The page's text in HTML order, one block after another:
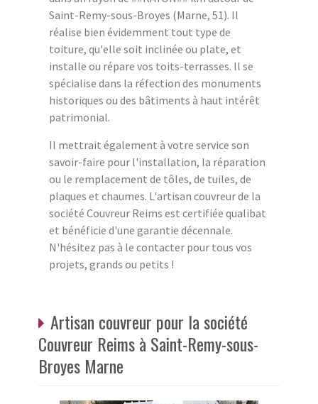
Saint-Remy-sous-Broyes (Marne, 51). Il
réalise bien évidemment tout type de
toiture, qu'elle soit inclinée ou plate, et
installe ou répare vos toits-terrasses. Il se
spécialise dans la réfection des monuments
historiques ou des bâtiments à haut intérêt
patrimonial.
Il mettrait également à votre service son
savoir-faire pour l'installation, la réparation
ou le remplacement de tôles, de tuiles, de
plaques et chaumes. L'artisan couvreur de la
société Couvreur Reims est certifiée qualibat
et bénéficie d'une garantie décennale.
N'hésitez pas à le contacter pour tous vos
projets, grands ou petits !
Artisan couvreur pour la société
Couvreur Reims à Saint-Remy-sous-
Broyes Marne